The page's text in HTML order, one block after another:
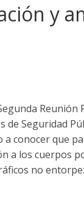
y
Seguridad
conocer que
a los cuerpos
no